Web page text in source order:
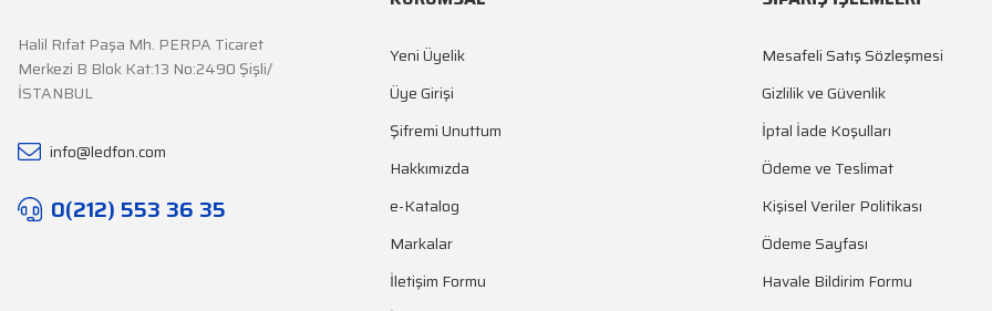
Halil Rıfat Paşa Mh. PERPA Ticaret
Merkezi B Blok Kat:13 No:2490 Şişli/
İSTANBUL
info@ledfon.com
0(212) 553 36 35
Yeni Üyelik
Üye Girişi
Şifremi Unuttum
Hakkımızda
e-Katalog
Markalar
İletişim Formu
Mesafeli Satış Sözleşmesi
Gizlilik ve Güvenlik
İptal İade Koşulları
Ödeme ve Teslimat
Kişisel Veriler Politikası
Ödeme Sayfası
Havale Bildirim Formu